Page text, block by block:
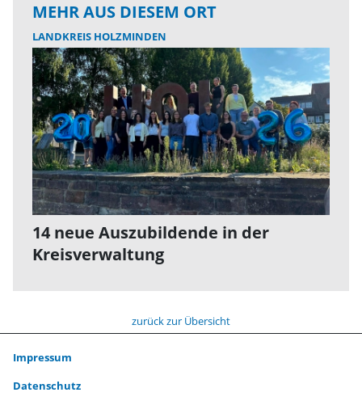
MEHR AUS DIESEM ORT
LANDKREIS HOLZMINDEN
14 neue Auszubildende in der
Kreisverwaltung
zurück zur Übersicht
Impressum
Datenschutz